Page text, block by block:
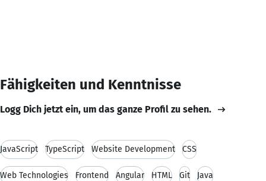
Fähigkeiten und Kenntnisse
Logg Dich jetzt ein, um das ganze Profil zu sehen.
JavaScript TypeScript Website Development CSS
Web Technologies Frontend Angular HTML Git Java